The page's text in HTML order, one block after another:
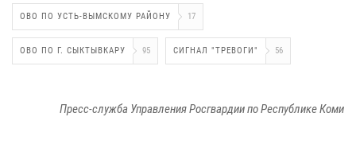
ОВО ПО УСТЬ-ВЫМСКОМУ РАЙОНУ 17
ОВО ПО Г. СЫКТЫВКАРУ 95 СИГНАЛ "ТРЕВОГИ" 56
Пресс-служба Управления Росгвардии по Республике Коми